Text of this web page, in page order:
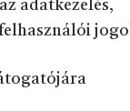
adatkezelés,